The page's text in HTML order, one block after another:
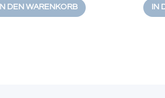
IN DEN WARENKORB IN